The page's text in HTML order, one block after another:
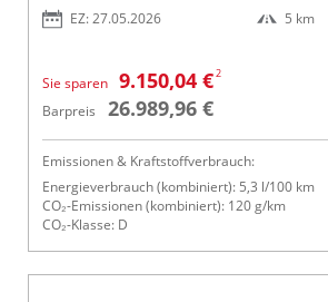
EZ: 27.05.2026
5 km
Sie sparen 9.150,04 €2
Barpreis 26.989,96 €
Emissionen & Kraftstoffverbrauch:
Energieverbrauch (kombiniert): 5,3 l/100 km
CO₂-Emissionen (kombiniert): 120 g/km
CO₂-Klasse: D